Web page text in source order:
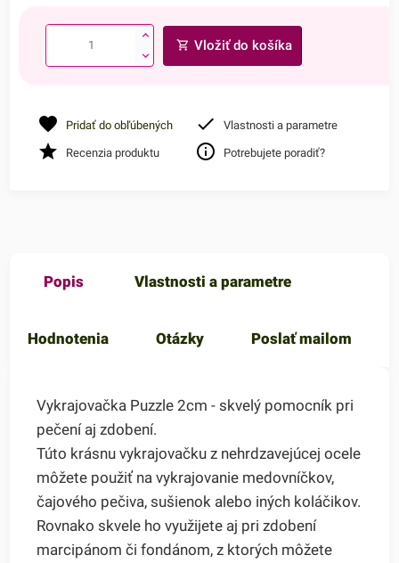
Vložiť do košíka
Pridať do obľúbených Vlastnosti a parametre
Recenzia produktu Potrebujete poradiť?
Popis Vlastnosti a parametre
Hodnotenia Otázky Poslať mailom
Vykrajovačka Puzzle 2cm - skvelý pomocník pri
pečení aj zdobení.
Túto krásnu vykrajovačku z nehrdzavejúcej ocele
môžete použiť na vykrajovanie medovníčkov,
čajového pečiva, sušienok alebo iných koláčikov.
Rovnako skvele ho využijete aj pri zdobení
marcipánom či fondánom, z ktorých môžete